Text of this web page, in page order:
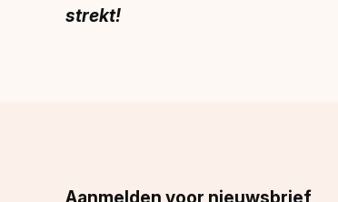
strekt!
Aanmelden voor nieuwsbrief